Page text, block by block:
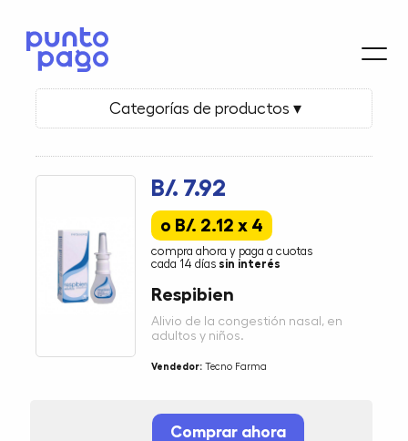
Categorías de productos ▾
B/. 7.92
o B/. 2.12 x 4
compra ahora y paga a cuotas
cada 14 días sin interés
Respibien
Alivio de la congestión nasal, en
adultos y niños.
Vendedor: Tecno Farma
Comprar ahora